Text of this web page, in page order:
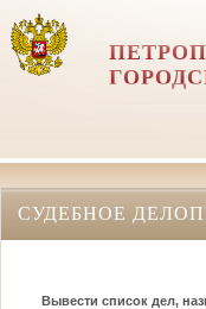
СУДЕБНОЕ
Вывести список дел,